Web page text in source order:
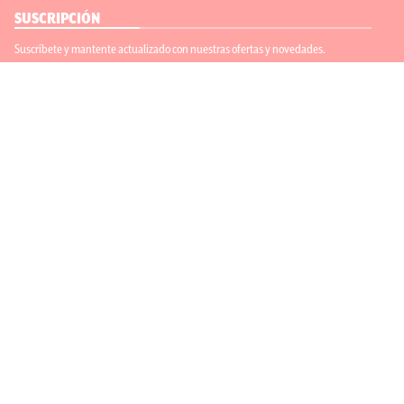
SUSCRIPCIÓN
Suscríbete y mantente actualizado con nuestras ofertas y novedades.